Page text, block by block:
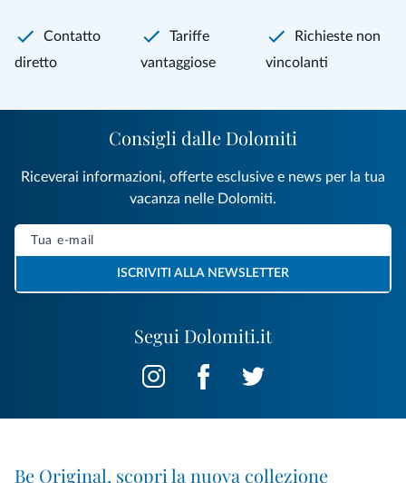
Contatto
diretto
Tariffe
vantaggiose
Richieste non
vincolanti
Segui Dolomiti.it
Consigli dalle Dolomiti
Riceverai informazioni, offerte esclusive e news per la tua
vacanza nelle Dolomiti.
ISCRIVITI ALLA NEWSLETTER
Be Original, scopri la nuova collezione